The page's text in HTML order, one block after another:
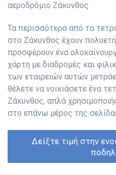
αεροδρόμιο Ζάκυνθος.
Τα περισσότερα από τα
στο Ζάκυνθος έχουν
προσφέρουν ένα
χάρτη με διαδρομές και
των εταιρειών αυτών
θέλετε να νοικιάσετε ένα
Ζάκυνθος, απλά
στο επάνω μέρος της
Δείξτε τιμή στην